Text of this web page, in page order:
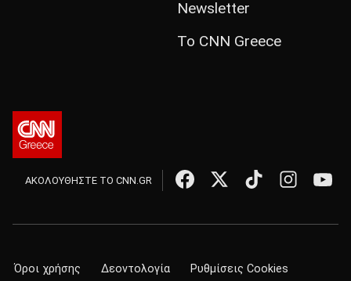
Newsletter
Το CNN Greece
ΑΚΟΛΟΥΘΗΣΤΕ ΤΟ CNN.GR
Όροι χρήσης Δεοντολογία Ρυθμίσεις Cookies